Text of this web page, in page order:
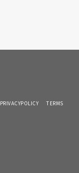
PRIVACYPOLICY TERMS